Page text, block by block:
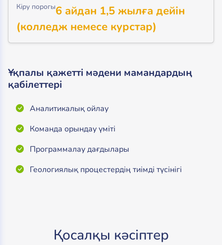
Кіру порогы6 айдан 1,5 жылға дейін
(колледж немесе курстар)
Ұқпалы қажетті мәдени мамандардың
қабілеттері
Аналитикалық ойлау
Команда орындау үміті
Программалау дағдылары
Геологиялық процестердің тиімді түсінігі
Қосалқы кәсіптер